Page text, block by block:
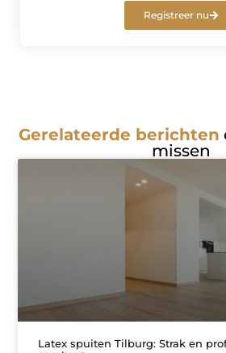
Registreer nu
Gerelateerde berichten
missen
Latex spuiten Tilburg: Strak en